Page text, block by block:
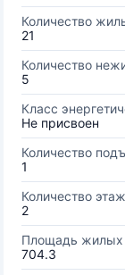
Количество
21
Количество
5
Класс
Не присвоен
Количество
1
Количество
2
Площадь жилых
704.3